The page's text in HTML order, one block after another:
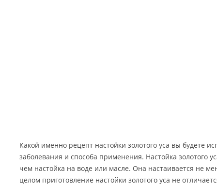
Какой именно рецепт настойки золотого уса вы будете
заболевания и способа применения. Настойка золотого
чем настойка на воде или масле. Она настаивается не
целом приготовление настойки золотого уса не